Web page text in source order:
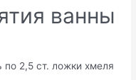
ванны
по 2,5 ст. ложки хмеля